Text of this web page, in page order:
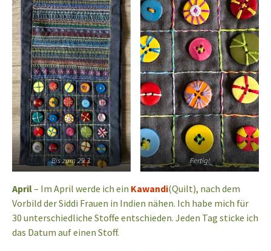
Bis zum 29.3. Fertig!
April– Im April werde ich ein Kawandi(Quilt), nach dem
Vorbild der Siddi Frauen in Indien nähen. Ich habe mich für
30 unterschiedliche Stoffe entschieden. Jeden Tag sticke ich
das Datum auf einen Stoff.